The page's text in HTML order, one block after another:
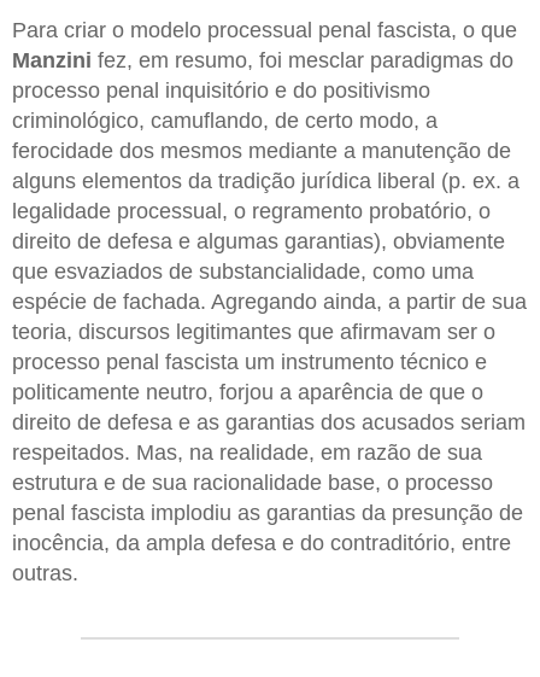
Para criar o modelo processual penal fascista, o que
Manzini fez, em resumo, foi mesclar paradigmas do
processo penal inquisitório e do positivismo
criminológico, camuflando, de certo modo, a
ferocidade dos mesmos mediante a manutenção de
alguns elementos da tradição jurídica liberal (p. ex. a
legalidade processual, o regramento probatório, o
direito de defesa e algumas garantias), obviamente
que esvaziados de substancialidade, como uma
espécie de fachada. Agregando ainda, a partir de sua
teoria, discursos legitimantes que afirmavam ser o
processo penal fascista um instrumento técnico e
politicamente neutro, forjou a aparência de que o
direito de defesa e as garantias dos acusados seriam
respeitados. Mas, na realidade, em razão de sua
estrutura e de sua racionalidade base, o processo
penal fascista implodiu as garantias da presunção de
inocência, da ampla defesa e do contraditório, entre
outras.